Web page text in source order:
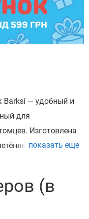
Barksi — удобный и
для
Изготовлена
со
показать еще
(в